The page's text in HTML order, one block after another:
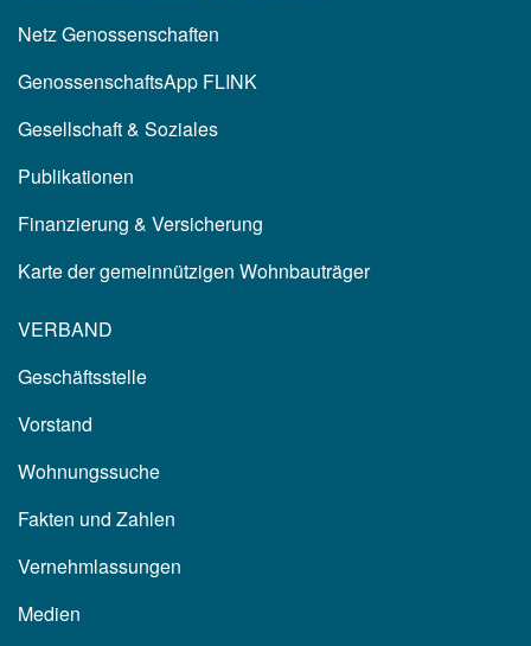
Netz Genossenschaften
GenossenschaftsApp FLINK
Gesellschaft & Soziales
Publikationen
Finanzierung & Versicherung
Karte der gemeinnützigen Wohnbauträger
VERBAND
Geschäftsstelle
Vorstand
Wohnungssuche
Fakten und Zahlen
Vernehmlassungen
Medien